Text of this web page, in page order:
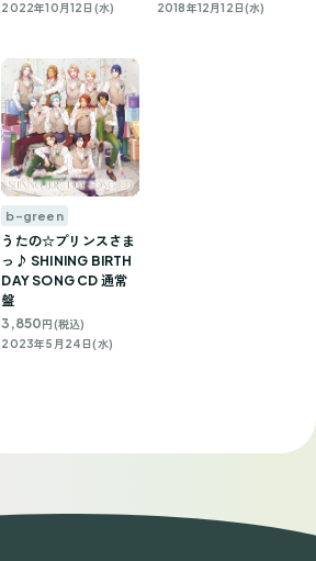
2022年10月12日(水)
2018年12月12日(水)
b-green
うたの☆プリンスさま
っ♪ SHINING BIRTH
DAY SONG CD 通常
盤
3,850円(税込)
2023年5月24日(水)